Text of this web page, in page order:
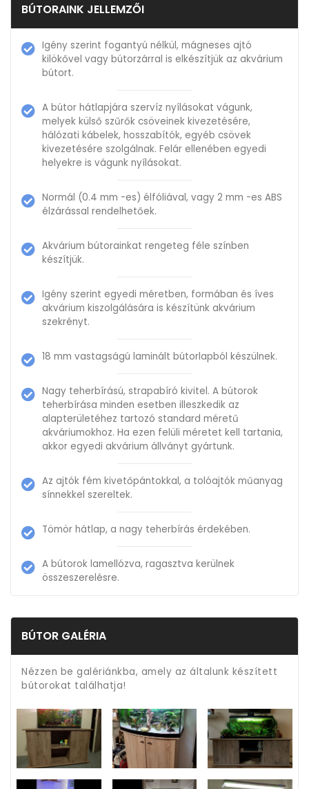
BÚTORAINK JELLEMZŐI
Igény szerint fogantyú nélkül, mágneses ajtó
kilökővel vagy bútorzárral is elkészítjük az akvárium
bútort.
A bútor hátlapjára szervíz nyílásokat vágunk,
melyek külső szűrők csöveinek kivezetésére,
hálózati kábelek, hosszabítók, egyéb csövek
kivezetésére szolgálnak. Felár ellenében egyedi
helyekre is vágunk nyílásokat.
Normál (0.4 mm -es) élfóliával, vagy 2 mm -es ABS
élzárással rendelhetőek.
Akvárium bútorainkat rengeteg féle színben
készítjük.
Igény szerint egyedi méretben, formában és íves
akvárium kiszolgálására is készítünk akvárium
szekrényt.
18 mm vastagságú laminált bútorlapból készülnek.
Nagy teherbírású, strapabíró kivitel. A bútorok
teherbírása minden esetben illeszkedik az
alapterületéhez tartozó standard méretű
akváriumokhoz. Ha ezen felüli méretet kell tartania,
akkor egyedi akvárium állványt gyártunk.
Az ajtók fém kivetőpántokkal, a tolóajtók műanyag
sínnekkel szereltek.
Tömör hátlap, a nagy teherbírás érdekében.
A bútorok lamellózva, ragasztva kerülnek
összeszerelésre.
BÚTOR GALÉRIA
Nézzen be galériánkba, amely az általunk készített
bútorokat találhatja!